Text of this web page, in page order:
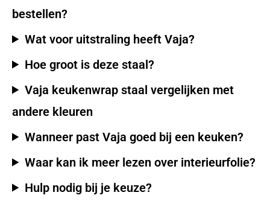
bestellen?
Wat voor uitstraling heeft Vaja?
Hoe groot is deze staal?
Vaja keukenwrap staal vergelijken met
andere kleuren
Wanneer past Vaja goed bij een keuken?
Waar kan ik meer lezen over interieurfolie?
Hulp nodig bij je keuze?